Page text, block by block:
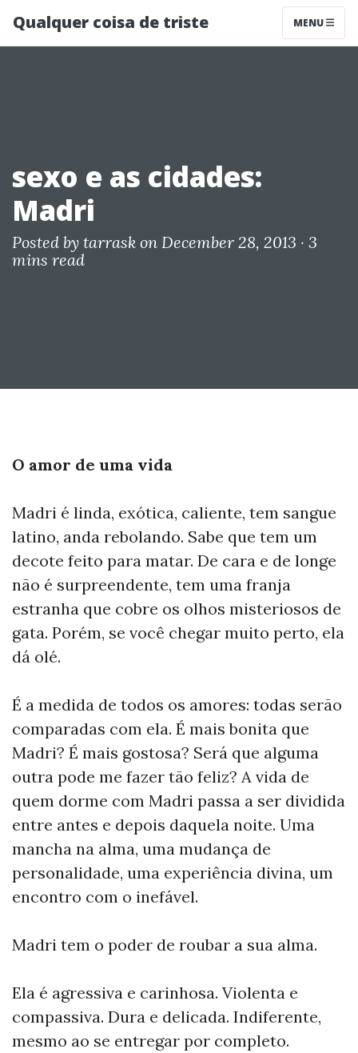
Qualquer coisa de triste MENU
sexo e as cidades:
Madri
Posted by tarrask on December 28, 2013 · 3
mins read
O amor de uma vida
Madri é linda, exótica, caliente, tem sangue
latino, anda rebolando. Sabe que tem um
decote feito para matar. De cara e de longe
não é surpreendente, tem uma franja
estranha que cobre os olhos misteriosos de
gata. Porém, se você chegar muito perto, ela
dá olé.
É a medida de todos os amores: todas serão
comparadas com ela. É mais bonita que
Madri? É mais gostosa? Será que alguma
outra pode me fazer tão feliz? A vida de
quem dorme com Madri passa a ser dividida
entre antes e depois daquela noite. Uma
mancha na alma, uma mudança de
personalidade, uma experiência divina, um
encontro com o inefável.
Madri tem o poder de roubar a sua alma.
Ela é agressiva e carinhosa. Violenta e
compassiva. Dura e delicada. Indiferente,
mesmo ao se entregar por completo.